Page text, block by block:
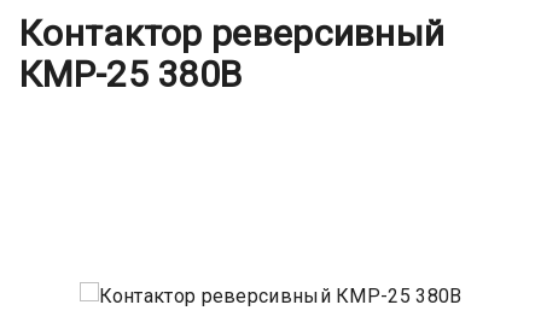
Контактор реверсивный
КМР-25 380В